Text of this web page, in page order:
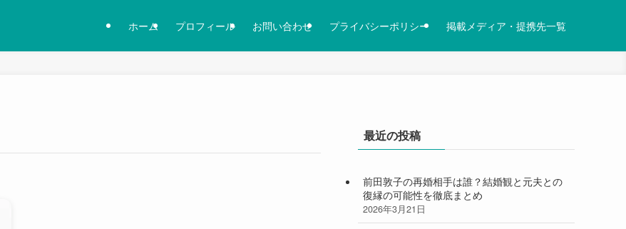
ホーム プロフィール お問い合わせ プライバシーポリシー 掲載メディア・提携先一覧
最近の投稿
前田敦子の再婚相手は誰？結婚観と元夫との
復縁の可能性を徹底まとめ
2026年3月21日